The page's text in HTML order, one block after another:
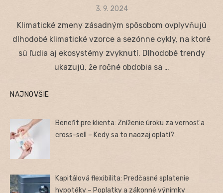
Posted
3. 9. 2024
Klimatické zmeny zásadným spôsobom ovplyvňujú
dlhodobé klimatické vzorce a sezónne cykly, na ktoré
sú ľudia aj ekosystémy zvyknutí. Dlhodobé trendy
ukazujú, že ročné obdobia sa …
NAJNOVŠIE
Benefit pre klienta: Zníženie úroku za vernosť a
cross-sell – Kedy sa to naozaj oplatí?
Kapitálová flexibilita: Predčasné splatenie
hypotéky – Poplatky a zákonné výnimky